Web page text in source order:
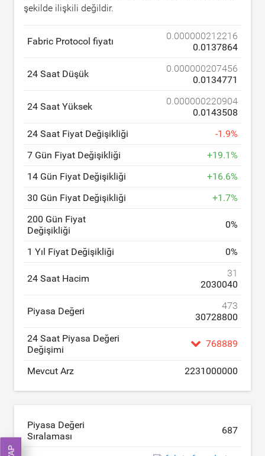
şekilde ilişkili değildir.
Fabric Protocol fiyatı
0.000000212216
0.0137864
24 Saat Düşük
0.000000207456
0.0134771
24 Saat Yüksek
0.000000220904
0.0143508
24 Saat Fiyat Değişikliği
-1.9%
7 Gün Fiyat Değişikliği
+19.1%
14 Gün Fiyat Değişikliği
+16.6%
30 Gün Fiyat Değişikliği
+1.7%
200 Gün Fiyat
Değişikliği
0%
1 Yıl Fiyat Değişikliği 0%
24 Saat Hacim
31
2030040
Piyasa Değeri
473
30728800
24 Saat Piyasa Değeri
Değişimi
768889
Mevcut Arz 2231000000
Piyasa Değeri
Sıralaması
687